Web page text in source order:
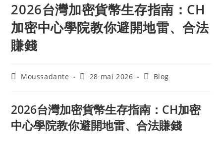
2026台灣加密貨幣生存指南：CH
加密中心學院教你避開地雷、合法
賺錢
Moussadante 28 mai 2026 Blog
2026台灣加密貨幣生存指南：CH加密
中心學院教你避開地雷、合法賺錢